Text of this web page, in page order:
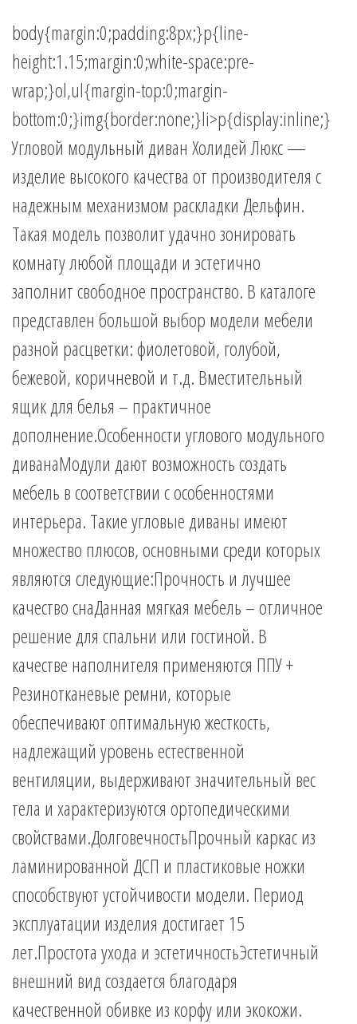
body{margin:0;padding:8px;}p{line-
height:1.15;margin:0;white-space:pre-
wrap;}ol,ul{margin-top:0;margin-
bottom:0;}img{border:none;}li>p{display:inline;}
Угловой модульный диван Холидей Люкс —
изделие высокого качества от производителя с
надежным механизмом раскладки Дельфин.
Такая модель позволит удачно зонировать
комнату любой площади и эстетично
заполнит свободное пространство. В каталоге
представлен большой выбор модели мебели
разной расцветки: фиолетовой, голубой,
бежевой, коричневой и т.д. Вместительный
ящик для белья – практичное
дополнение.Особенности углового модульного
диванаМодули дают возможность создать
мебель в соответствии с особенностями
интерьера. Такие угловые диваны имеют
множество плюсов, основными среди которых
являются следующие:Прочность и лучшее
качество снаДанная мягкая мебель – отличное
решение для спальни или гостиной. В
качестве наполнителя применяются ППУ +
Резинотканевые ремни, которые
обеспечивают оптимальную жесткость,
надлежащий уровень естественной
вентиляции, выдерживают значительный вес
тела и характеризуются ортопедическими
свойствами.ДолговечностьПрочный каркас из
ламинированной ДСП и пластиковые ножки
способствуют устойчивости модели. Период
эксплуатации изделия достигает 15
лет.Простота ухода и эстетичностьЭстетичный
внешний вид создается благодаря
качественной обивке из корфу или экокожи.